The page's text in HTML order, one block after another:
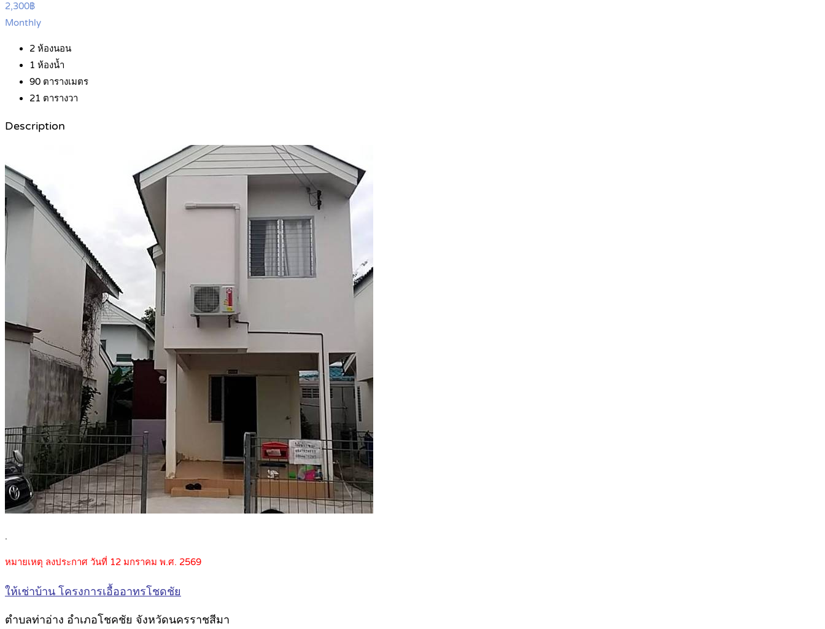
2,300฿
Monthly
2 ห้องนอน
1 ห้องน้ำ
90 ตารางเมตร
21 ตารางวา
Description
.
หมายเหตุ ลงประกาศ วันที่ 12 มกราคม พ.ศ. 2569
ให้เช่าบ้าน โครงการเอื้ออาทรโชดชัย
ตำบลท่าอ่าง อำเภอโชคชัย จังหวัดนครราชสีมา